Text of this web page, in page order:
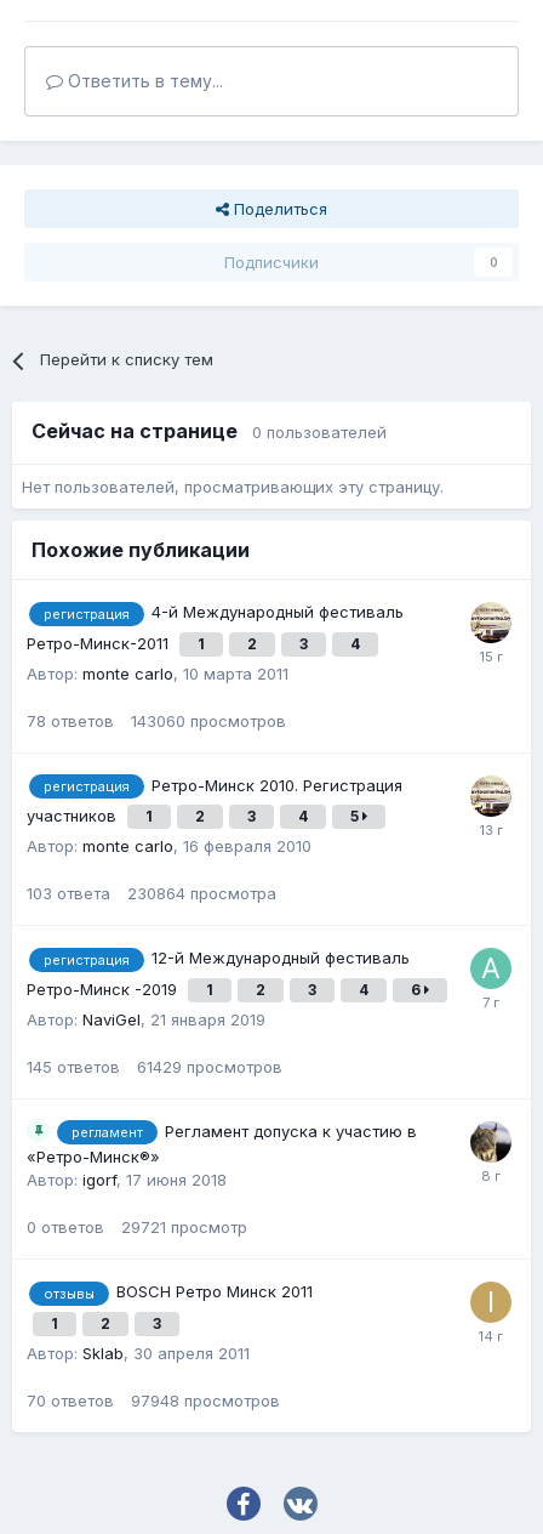
Ответить в тему...
Поделиться
Подписчики 0
Перейти к списку тем
Сейчас на странице 0 пользователей
Нет пользователей, просматривающих эту страницу.
Похожие публикации
регистрация
4-й Международный фестиваль
Ретро-Минск-2011
1 2 3 4
Автор: monte carlo, 10 марта 2011
78 ответов 143060 просмотров
регистрация
Ретро-Минск 2010. Регистрация
участников
1 2 3 4 5
Автор: monte carlo, 16 февраля 2010
103 ответа 230864 просмотра
регистрация
12-й Международный фестиваль
Ретро-Минск -2019
1 2 3 4 6
Автор: NaviGel, 21 января 2019
145 ответов 61429 просмотров
регламент
Регламент допуска к участию в
«Ретро-Минск®»
Автор: igorf, 17 июня 2018
0 ответов 29721 просмотр
отзывы BOSCH Ретро Минск 2011
1 2 3
Автор: Sklab, 30 апреля 2011
70 ответов 97948 просмотров